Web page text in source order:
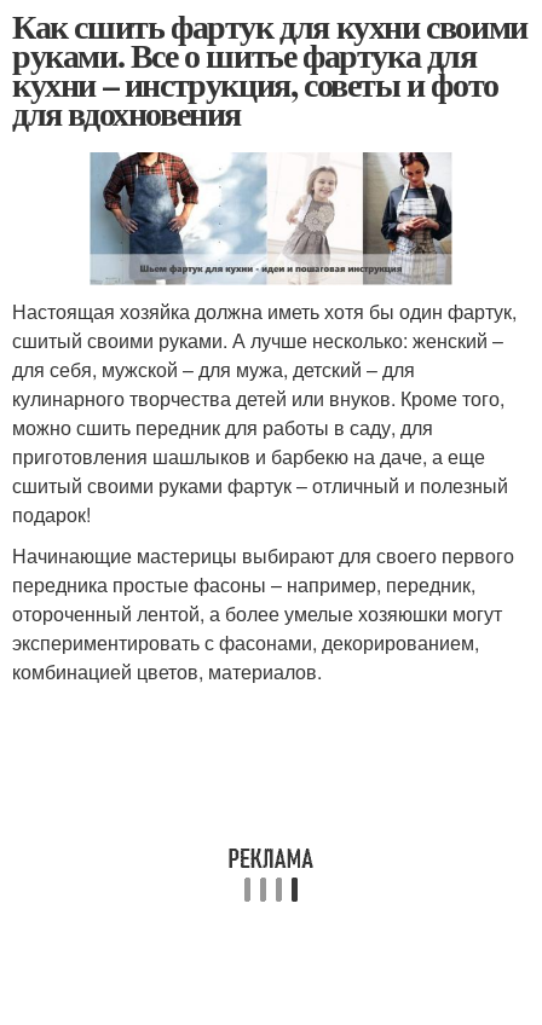
Как сшить фартук для кухни своими
руками. Все о шитье фартука для
кухни – инструкция, советы и фото
для вдохновения
Настоящая хозяйка должна иметь хотя бы один фартук,
сшитый своими руками. А лучше несколько: женский –
для себя, мужской – для мужа, детский – для
кулинарного творчества детей или внуков. Кроме того,
можно сшить передник для работы в саду, для
приготовления шашлыков и барбекю на даче, а еще
сшитый своими руками фартук – отличный и полезный
подарок!
Начинающие мастерицы выбирают для своего первого
передника простые фасоны – например, передник,
отороченный лентой, а более умелые хозяюшки могут
экспериментировать с фасонами, декорированием,
комбинацией цветов, материалов.